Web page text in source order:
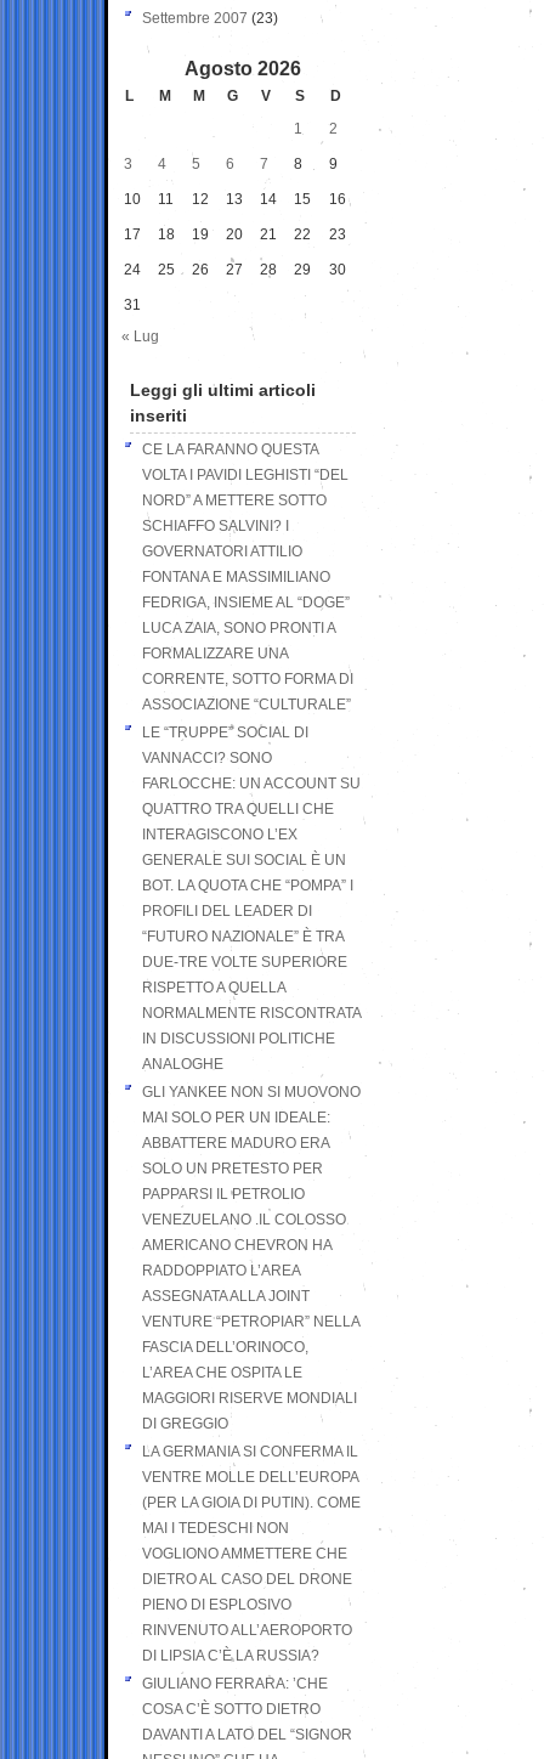
Settembre 2007 (23)
Agosto 2026
L M M G V S
D
1
2
3 4 5 6 7 8 9
10 11 12 13 14 15 16
17 18 19 20 21 22 23
24 25 26 27 28 29 30
31
« Lug
Leggi gli ultimi articoli
inseriti
CE LA FARANNO QUESTA
VOLTA I PAVIDI LEGHISTI “DEL
NORD” A METTERE SOTTO
SCHIAFFO SALVINI? I
GOVERNATORI ATTILIO
FONTANA E MASSIMILIANO
FEDRIGA, INSIEME AL “DOGE”
LUCA ZAIA, SONO PRONTI A
FORMALIZZARE UNA
CORRENTE, SOTTO FORMA DI
ASSOCIAZIONE “CULTURALE”
LE “TRUPPE” SOCIAL DI
VANNACCI? SONO
FARLOCCHE: UN ACCOUNT SU
QUATTRO TRA QUELLI CHE
INTERAGISCONO L’EX
GENERALE SUI SOCIAL È UN
BOT. LA QUOTA CHE “POMPA” I
PROFILI DEL LEADER DI
“FUTURO NAZIONALE” È TRA
DUE-TRE VOLTE SUPERIORE
RISPETTO A QUELLA
NORMALMENTE RISCONTRATA
IN DISCUSSIONI POLITICHE
ANALOGHE
GLI YANKEE NON SI MUOVONO
MAI SOLO PER UN IDEALE:
ABBATTERE MADURO ERA
SOLO UN PRETESTO PER
PAPPARSI IL PETROLIO
VENEZUELANO .IL COLOSSO
AMERICANO CHEVRON HA
RADDOPPIATO L’AREA
ASSEGNATA ALLA JOINT
VENTURE “PETROPIAR” NELLA
FASCIA DELL’ORINOCO,
L’AREA CHE OSPITA LE
MAGGIORI RISERVE MONDIALI
DI GREGGIO
LA GERMANIA SI CONFERMA IL
VENTRE MOLLE DELL’EUROPA
(PER LA GIOIA DI PUTIN). COME
MAI I TEDESCHI NON
VOGLIONO AMMETTERE CHE
DIETRO AL CASO DEL DRONE
PIENO DI ESPLOSIVO
RINVENUTO ALL’AEROPORTO
DI LIPSIA C’È LA RUSSIA?
GIULIANO FERRARA: ’CHE
COSA C’È SOTTO DIETRO
DAVANTI A LATO DEL “SIGNOR